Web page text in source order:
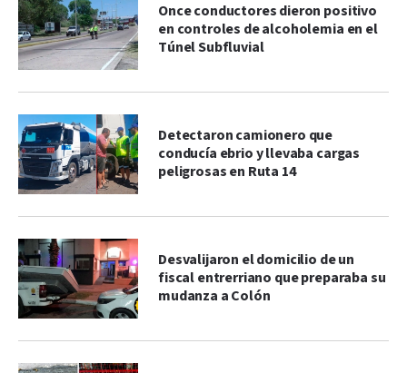
Once conductores dieron positivo
en controles de alcoholemia en el
Túnel Subfluvial
Detectaron camionero que
conducía ebrio y llevaba cargas
peligrosas en Ruta 14
Desvalijaron el domicilio de un
fiscal entrerriano que preparaba su
mudanza a Colón